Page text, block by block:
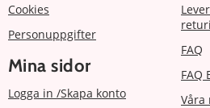
Cookies
Personuppgifter
Mina sidor
Logga in /Skapa konto
FAQ
FAQ
Våra